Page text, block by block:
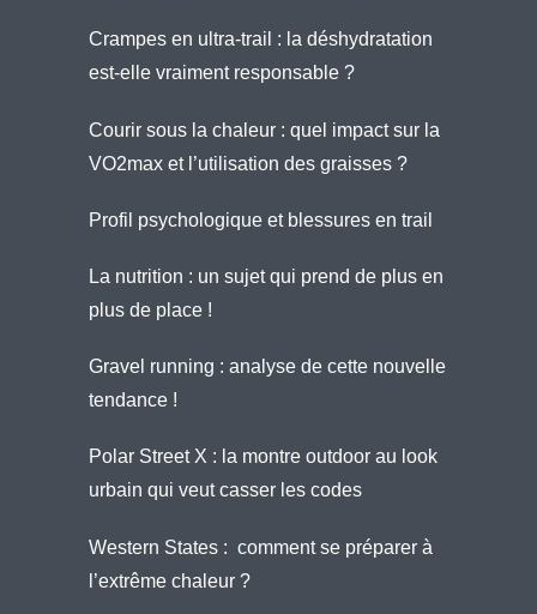
Crampes en ultra-trail : la déshydratation
est-elle vraiment responsable ?
Courir sous la chaleur : quel impact sur la
VO2max et l’utilisation des graisses ?
Profil psychologique et blessures en trail
La nutrition : un sujet qui prend de plus en
plus de place !
Gravel running : analyse de cette nouvelle
tendance !
Polar Street X : la montre outdoor au look
urbain qui veut casser les codes
Western States : comment se préparer à
l’extrême chaleur ?